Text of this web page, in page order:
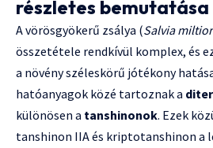
részletes bemutatása
A vörösgyökerű zsálya (Salvia
összetétele rendkívül komplex, és
a növény széleskörű jótékony
hatóanyagok közé tartoznak a
különösen a tanshinonok. Ezek
tanshinon IIA és kriptotanshinon a